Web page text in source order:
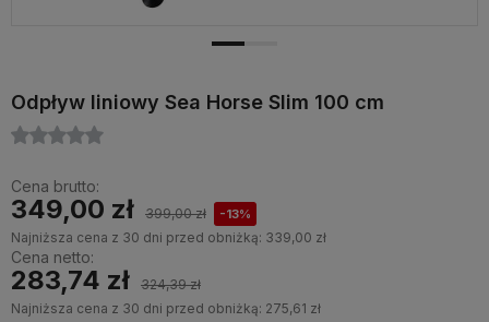
Odpływ liniowy Sea Horse Slim 100 cm
Cena brutto:
349,00 zł 399,00 zł -13%
Najniższa cena z 30 dni przed obniżką: 339,00 zł
Cena netto:
283,74 zł
324,39 zł
Najniższa cena z 30 dni przed obniżką: 275,61 zł